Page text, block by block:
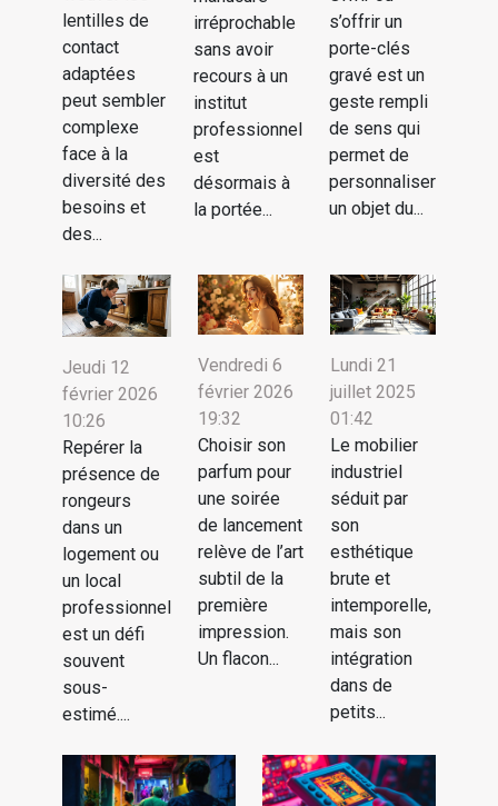
lentilles de
contact
adaptées
peut sembler
complexe
face à la
diversité des
besoins et
des...
irréprochable
sans avoir
recours à un
institut
professionnel
est
désormais à
la portée...
s’offrir un
porte-clés
gravé est un
geste rempli
de sens qui
permet de
personnaliser
un objet du...
Jeudi 12
février 2026
10:26
Repérer la
présence de
rongeurs
dans un
logement ou
un local
professionnel
est un défi
souvent
sous-
estimé....
Vendredi 6
février 2026
19:32
Choisir son
parfum pour
une soirée
de lancement
relève de l’art
subtil de la
première
impression.
Un flacon...
Lundi 21
juillet 2025
01:42
Le mobilier
industriel
séduit par
son
esthétique
brute et
intemporelle,
mais son
intégration
dans de
petits...